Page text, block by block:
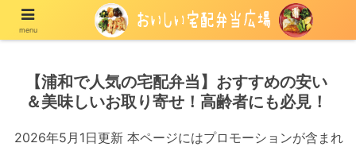
宅配の冷凍弁当や冷蔵弁当を紹介する情報メディア
【浦和で人気の宅配弁当】おすすめの安い
＆美味しいお取り寄せ！高齢者にも必見！
2026年5月1日更新 本ページにはプロモーションが含まれ
menu